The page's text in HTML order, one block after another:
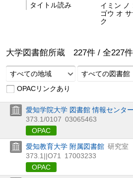
タイトル読み
イミン ノ
ゴウ オ
ク
大学図書館所蔵 227件 / 全227件
すべての地域
すべての図書館
OPACリンクあり
愛知学院大学 図書館 情報センター
373.1/0107 03065463
OPAC
愛知教育大学 附属図書館 研究室
373.1||O71
17003233
OPAC